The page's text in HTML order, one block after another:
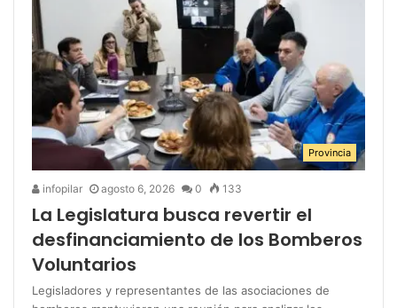
Provincia
infopilar agosto 6, 2026 0 133
La Legislatura busca revertir el
desfinanciamiento de los Bomberos
Voluntarios
Legisladores y representantes de las asociaciones de